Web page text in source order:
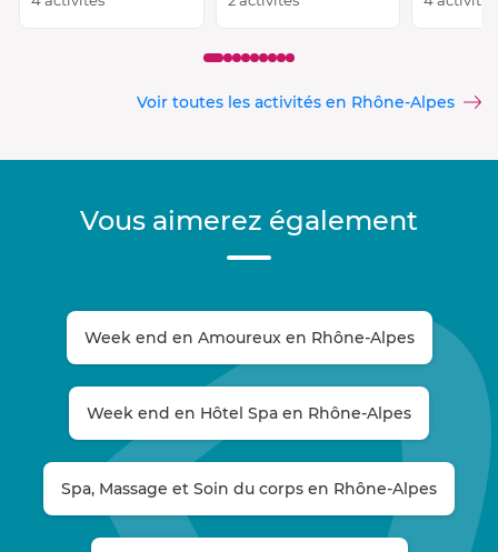
Voir toutes les activités en Rhône-Alpes
Vous aimerez également
Week end en Amoureux en Rhône-Alpes
Week end en Hôtel Spa en Rhône-Alpes
Spa, Massage et Soin du corps en Rhône-Alpes